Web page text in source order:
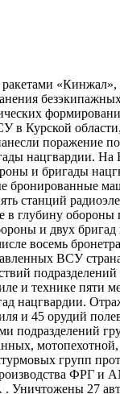
«Кинжал»,
Курской
поражение
нацгвардии.
и бригады
бронированные
станций
в глубину
и двух
восемь
ВСУ
и технике пяти
нацгвардии.
и 45 орудий
подразделений
групп
ФРГ и
Уничтожены 27